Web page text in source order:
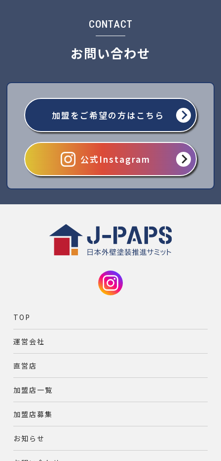
CONTACT
お問い合わせ
加盟をご希望の方はこちら
公式Instagram
TOP
運営会社
直営店
加盟店一覧
加盟店募集
お知らせ